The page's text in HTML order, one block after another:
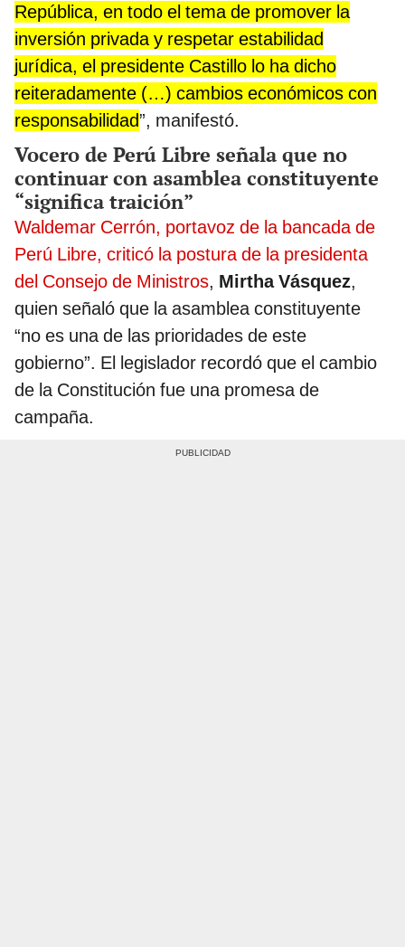
República, en todo el tema de promover la
inversión privada y respetar estabilidad
jurídica, el presidente Castillo lo ha dicho
reiteradamente (…) cambios económicos con
responsabilidad”, manifestó.
Vocero de Perú Libre señala que no
continuar con asamblea constituyente
“significa traición”
Waldemar Cerrón, portavoz de la bancada de
Perú Libre, criticó la postura de la presidenta
del Consejo de Ministros, Mirtha Vásquez,
quien señaló que la asamblea constituyente
“no es una de las prioridades de este
gobierno”. El legislador recordó que el cambio
de la Constitución fue una promesa de
campaña.